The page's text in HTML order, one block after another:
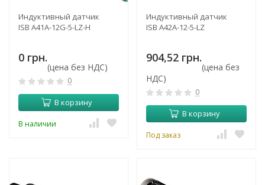
Индуктивный датчик
ISB A41A-12G-5-LZ-H
0 грн.
(цена без НДС)
0
В корзину
В наличии
Индуктивный датчик
ISB A42A-12-5-LZ
904,52 грн.
(цена без
НДС)
0
В корзину
Под заказ